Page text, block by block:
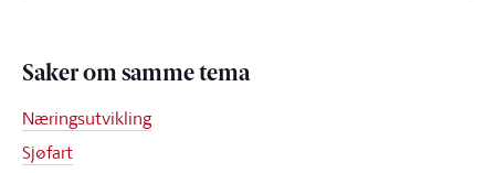
Saker om samme tema
Næringsutvikling
Sjøfart